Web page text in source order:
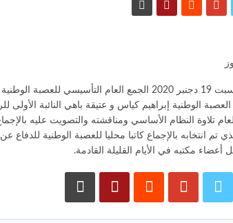
انعقد مساء يوم أمس السبت 19 دجنبر 2020 الجمع العام
الوطنية إبراهيم كياس و عتيقة باهي النائبة الأولى
تلاوة النظام الأساسي ومناقشته والتصويت عليه
انتخابه بالإجماع كاتبا محليا للعصبة الوطنية للدفاع
أعضاء مكتبه في الأيام القليلة القادمة.